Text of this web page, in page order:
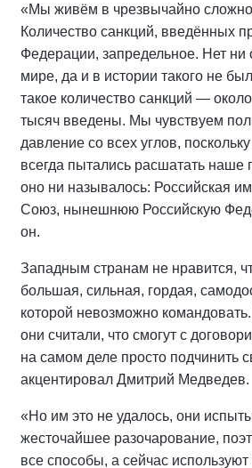
«Мы живём в чрезвычайно
Количество санкций, введённых
Федерации, запредельное. Нет ни
мире, да и в истории такого не
такое количество санкций —
тысяч введены. Мы чувствуем
давление со всех углов,
всегда пытались расшатать наше
оно ни называлось: Российская
Союз, нынешнюю Российскую
он.
Западным странам не нравится,
большая, сильная, гордая,
которой невозможно
они считали, что смогут с
на самом деле просто подчинить
акцентировал Дмитрий Медведев.
«Но им это не удалось, они
жесточайшее разочарование,
все способы, а сейчас используют